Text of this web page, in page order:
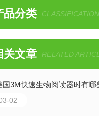
品分类 CLASSIFICATION
关文章 RELATED
国3M快速生物阅读器时有哪
02